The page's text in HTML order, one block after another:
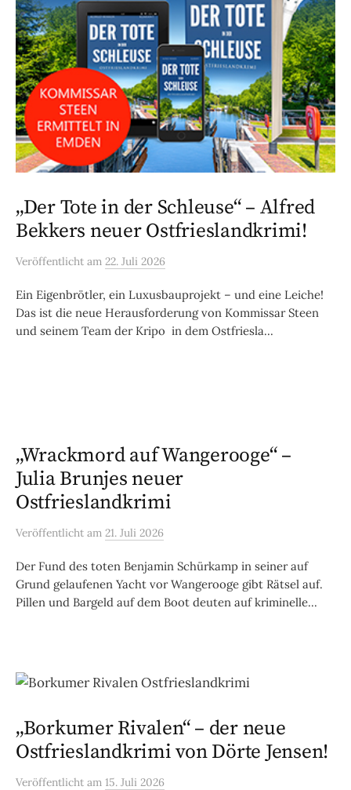
„Der Tote in der Schleuse“ – Alfred
Bekkers neuer Ostfrieslandkrimi!
Veröffentlicht am 22. Juli 2026
Ein Eigenbrötler, ein Luxusbauprojekt – und eine Leiche!
Das ist die neue Herausforderung von Kommissar Steen
und seinem Team der Kripo in dem Ostfriesla...
„Wrackmord auf Wangerooge“ –
Julia Brunjes neuer
Ostfrieslandkrimi
Veröffentlicht am 21. Juli 2026
Der Fund des toten Benjamin Schürkamp in seiner auf
Grund gelaufenen Yacht vor Wangerooge gibt Rätsel auf.
Pillen und Bargeld auf dem Boot deuten auf kriminelle...
„Borkumer Rivalen“ – der neue
Ostfrieslandkrimi von Dörte Jensen!
Veröffentlicht am 15. Juli 2026